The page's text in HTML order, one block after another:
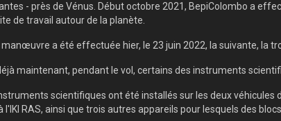
- près de Vénus. Début octobre 2021, BepiColombo a
de travail autour de la planète.
manœuvre a été effectuée hier, le 23 juin 2022, la suivante, la
maintenant, pendant le vol, certains des instruments
scientifiques ont été installés sur les deux véhicules
l'IKI RAS, ainsi que trois autres appareils pour lesquels des